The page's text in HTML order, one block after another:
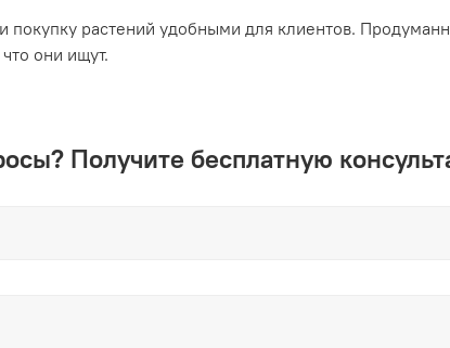
растений удобными для клиентов.
они ищут.
Получите бесплатную